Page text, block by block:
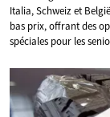
Italia, Schweiz et
bas prix, offrant des
spéciales pour les